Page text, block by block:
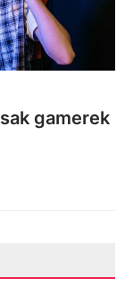
gamerek